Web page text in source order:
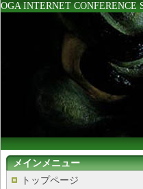
OGA INTERNET CONFERENCE
メインメニュー
トップページ